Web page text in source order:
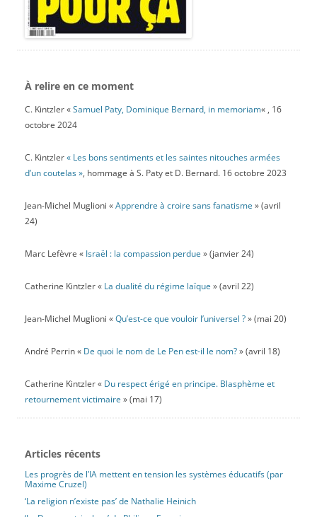
À relire en ce moment
C. Kintzler «Samuel Paty, Dominique Bernard, in memoriam« , 16
octobre 2024
C. Kintzler« Les bons sentiments et les saintes nitouches armées
d’un coutelas », hommage à S. Paty et D. Bernard. 16 octobre 2023
Jean-Michel Muglioni «Apprendre à croire sans fanatisme » (avril
24)
Marc Lefèvre « Israël : la compassion perdue » (janvier 24)
Catherine Kintzler « La dualité du régime laïque » (avril 22)
Jean-Michel Muglioni «Qu’est-ce que vouloir l’universel ?» (mai 20)
André Perrin « De quoi le nom de Le Pen est-il le nom?» (avril 18)
Catherine Kintzler « Du respect érigé en principe. Blasphème et
retournement victimaire » (mai 17)
Articles récents
Les progrès de l’IA mettent en tension les systèmes éducatifs (par
Maxime Cruzel)
‘La religion n’existe pas’ de Nathalie Heinich